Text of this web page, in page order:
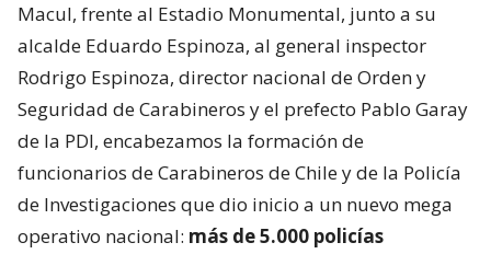
Macul, frente al Estadio Monumental, junto a su
alcalde Eduardo Espinoza, al general inspector
Rodrigo Espinoza, director nacional de Orden y
Seguridad de Carabineros y el prefecto Pablo Garay
de la PDI, encabezamos la formación de
funcionarios de Carabineros de Chile y de la Policía
de Investigaciones que dio inicio a un nuevo mega
operativo nacional: más de 5.000 policías